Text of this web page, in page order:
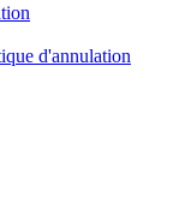
d'annulation